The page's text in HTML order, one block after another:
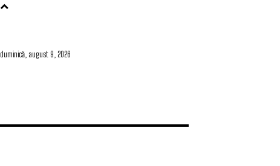
duminică, august 9, 2026